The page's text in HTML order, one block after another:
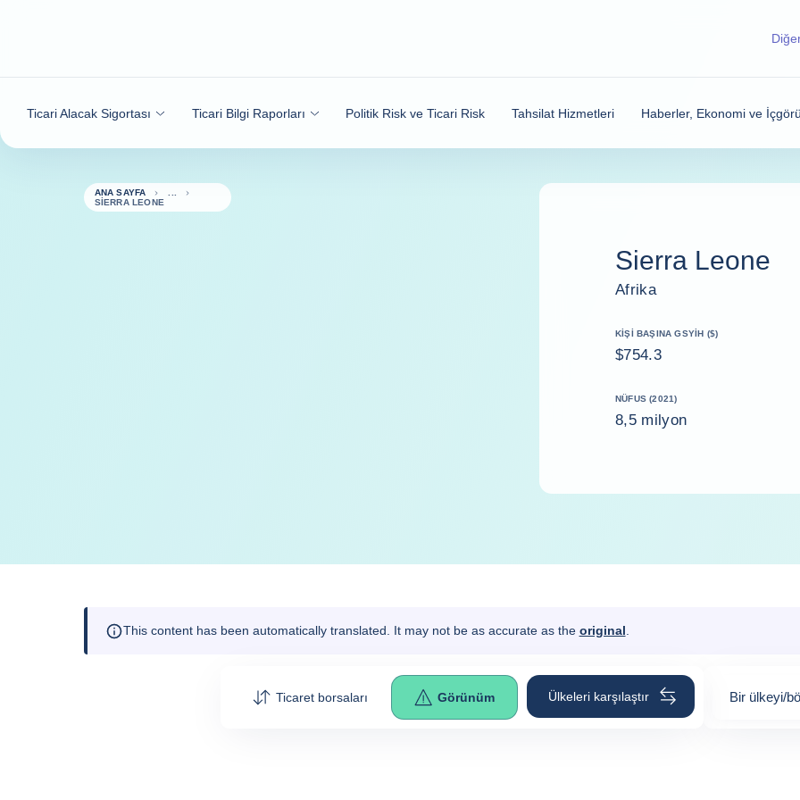
Ticari Alacak Sigortası Ticari Bilgi Raporları Politik Risk ve Ticari Risk Tahsilat Hizmetleri Haberler, Ekonomi ve
ANA SAYFA
SIERRA LEONE
Sierra Leone
Afrika
KIŞI BAŞINA GSYİH ($)
$754.3
NÜFUS (2021)
8,5 milyon
This content has been automatically translated. It may not be as accurate as the original
Ticaret borsaları Görünüm Ülkeleri karşılaştır Bir ülkeyi/